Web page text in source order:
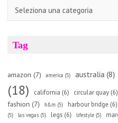
Tag
amazon (7) america (5) australia (8)
(18)
california (6) circular quay (6)
fashion (7) h&m (5) harbour bridge (6)
(5)
las vegas (5) legs (6) lifestyle (5)